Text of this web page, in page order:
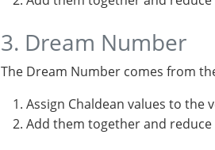
3. Dream Number
The Dream Number comes from
Assign Chaldean values to the
Add them together and reduce